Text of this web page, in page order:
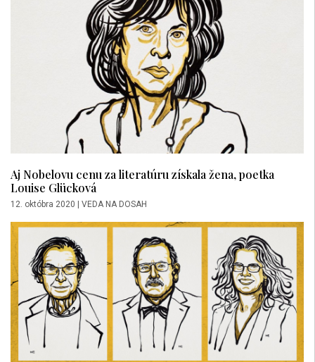
Aj Nobelovu cenu za literatúru získala žena, poetka
Louise Glücková
12. októbra 2020 VEDA NA DOSAH